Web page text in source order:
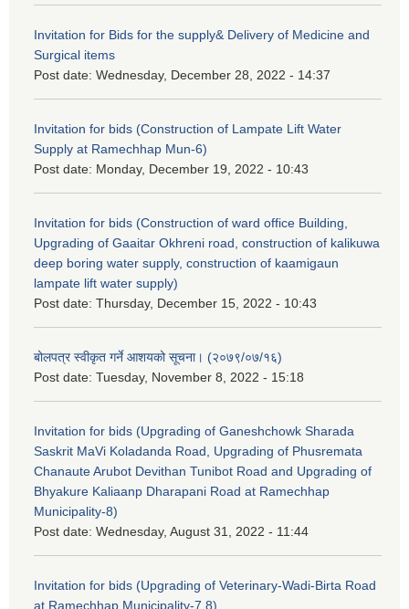
Invitation for Bids for the supply& Delivery of Medicine and
Surgical items
Post date: Wednesday, December 28, 2022 - 14:37
Invitation for bids (Construction of Lampate Lift Water
Supply at Ramechhap Mun-6)
Post date: Monday, December 19, 2022 - 10:43
Invitation for bids (Construction of ward office Building,
Upgrading of Gaaitar Okhreni road, construction of kalikuwa
deep boring water supply, construction of kaamigaun
lampate lift water supply)
Post date: Thursday, December 15, 2022 - 10:43
बोलपत्र स्वीकृत गर्ने आशयको सूचना। (२०७९/०७/१६)
Post date: Tuesday, November 8, 2022 - 15:18
Invitation for bids (Upgrading of Ganeshchowk Sharada
Saskrit MaVi Koladanda Road, Upgrading of Phusremata
Chanaute Arubot Devithan Tunibot Road and Upgrading of
Bhyakure Kaliaanp Dharapani Road at Ramechhap
Municipality-8)
Post date: Wednesday, August 31, 2022 - 11:44
Invitation for bids (Upgrading of Veterinary-Wadi-Birta Road
at Ramechhap Municipality-7,8)